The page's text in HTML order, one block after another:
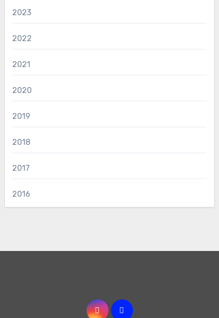
2023
2022
2021
2020
2019
2018
2017
2016